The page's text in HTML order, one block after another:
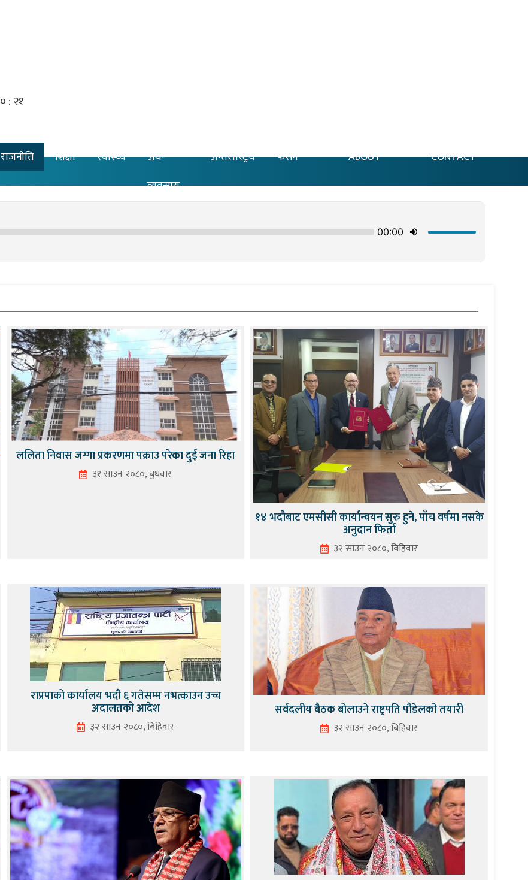
राजनीति शिक्षा स्वास्थ्य
अर्थ-
व्यवसाय
अन्तरास्ट्रिय फेसन ABOUT CONTACT
ललिता निवास जग्गा प्रकरणमा पक्राउ परेका दुई जना रिहा
३१ साउन २०८०, बुधवार
१४ भदौबाट एमसीसी कार्यान्वयन सुरु हुने, पाँच वर्षमा नसके
अनुदान फिर्ता
३२ साउन २०८०, बिहिवार
राप्रपाको कार्यालय भदौ ६ गतेसम्म नभत्काउन उच्च
अदालतको आदेश
३२ साउन २०८०, बिहिवार
सर्वदलीय बैठक बोलाउने राष्ट्रपति पौडेलको तयारी
३२ साउन २०८०, बिहिवार